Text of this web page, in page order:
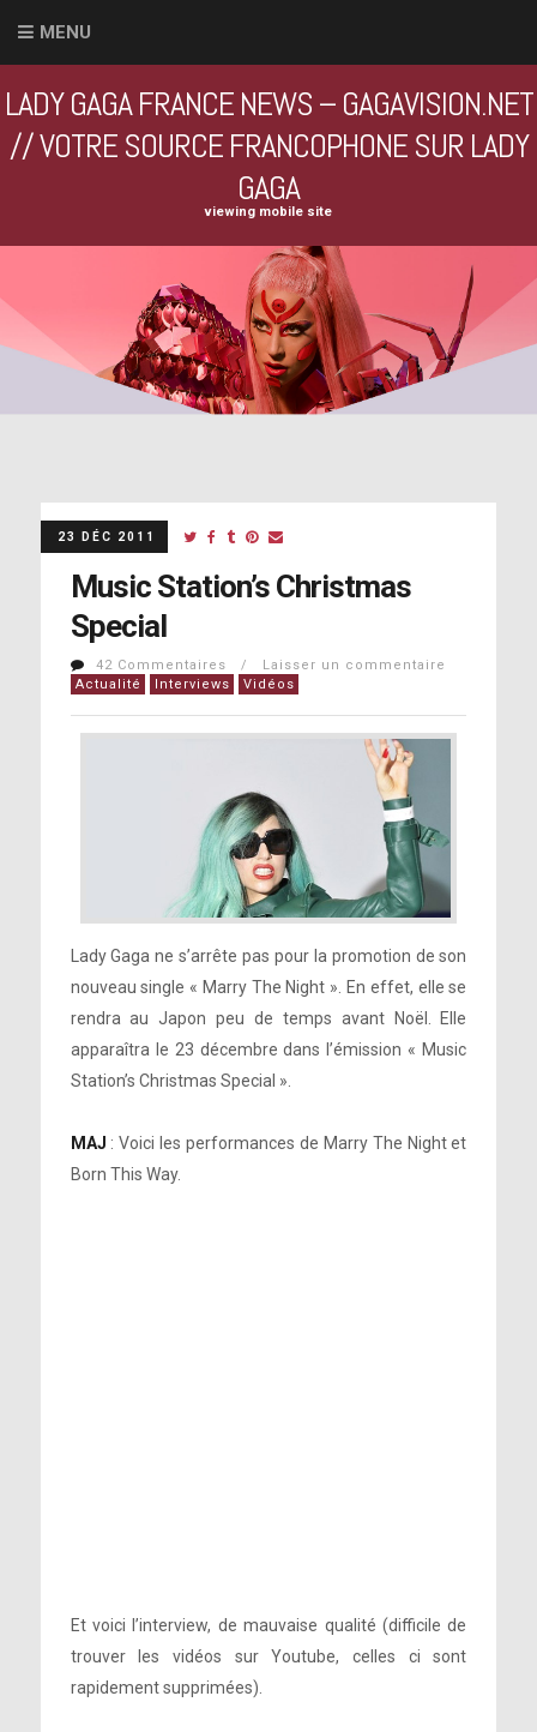
MENU
LADY GAGA FRANCE NEWS – GAGAVISION.NET
// VOTRE SOURCE FRANCOPHONE SUR LADY
GAGA
viewing mobile site
23 DÉC 2011
Music Station’s Christmas
Special
42 Commentaires / Laisser un commentaire
Actualité
Interviews Vidéos
Lady Gaga ne s’arrête pas pour la promotion de son
nouveau single « Marry The Night ». En effet, elle se
rendra au Japon peu de temps avant Noël. Elle
apparaîtra le 23 décembre dans l’émission « Music
Station’s Christmas Special ».
MAJ : Voici les performances de Marry The Night et
Born This Way.
Et voici l’interview, de mauvaise qualité (difficile de
trouver les vidéos sur Youtube, celles ci sont
rapidement supprimées).